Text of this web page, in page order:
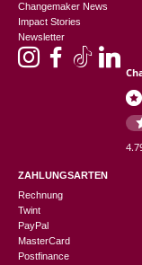
Changemaker News
Impact Stories
Newsletter
ZAHLUNGSARTEN
Rechnung
Twint
PayPal
MasterCard
Postfinance